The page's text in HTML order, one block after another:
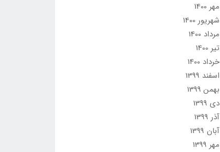
مهر 1400
شهریور 1400
مرداد 1400
تير 1400
خرداد 1400
اسفند 1399
بهمن 1399
دی 1399
آذر 1399
آبان 1399
مهر 1399